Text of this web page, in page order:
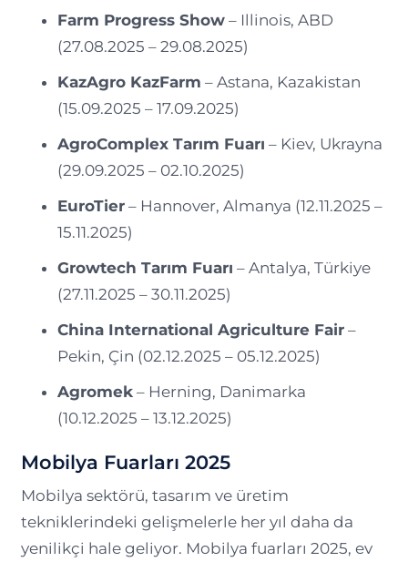
Farm Progress Show– Illinois, ABD
(27.08.2025 – 29.08.2025)
KazAgro KazFarm – Astana, Kazakistan
(15.09.2025 – 17.09.2025)
AgroComplex Tarım Fuarı – Kiev, Ukrayna
(29.09.2025 – 02.10.2025)
EuroTier– Hannover, Almanya (12.11.2025 –
15.11.2025)
Growtech Tarım Fuarı – Antalya, Türkiye
(27.11.2025 – 30.11.2025)
China International Agriculture Fair–
Pekin, Çin (02.12.2025 – 05.12.2025)
Agromek– Herning, Danimarka
(10.12.2025 – 13.12.2025)
Mobilya Fuarları 2025
Mobilya sektörü, tasarım ve üretim
tekniklerindeki gelişmelerle her yıl daha da
yenilikçi hale geliyor. Mobilya fuarları 2025, ev